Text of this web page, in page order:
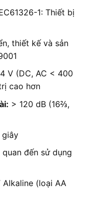
1: Thiết bị
thiết kế và sản
V (DC, AC < 400
cao hơn
> 120 dB (16⅔,
giây
đến sử dụng
Alkaline (loại AA